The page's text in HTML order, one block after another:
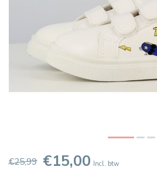
€25,99 €15,00 Incl. btw